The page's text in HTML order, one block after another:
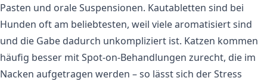
Pasten und orale Suspensionen. Kautabletten sind bei
Hunden oft am beliebtesten, weil viele aromatisiert sind
und die Gabe dadurch unkompliziert ist. Katzen kommen
häufig besser mit Spot-on-Behandlungen zurecht, die im
Nacken aufgetragen werden – so lässt sich der Stress